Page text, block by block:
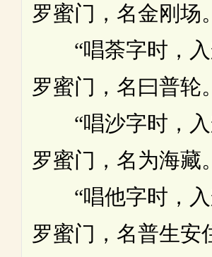
罗蜜门，名金刚场。
“唱荼字时，入
罗蜜门，名曰普轮。
“唱沙字时，入
罗蜜门，名为海藏。
“唱他字时，入
罗蜜门，名普生安